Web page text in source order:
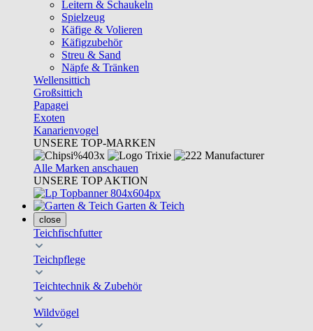
Leitern & Schaukeln
Spielzeug
Käfige & Volieren
Käfigzubehör
Streu & Sand
Näpfe & Tränken
Wellensittich
Großsittich
Papagei
Exoten
Kanarienvogel
UNSERE TOP-MARKEN
Alle Marken anschauen
UNSERE TOP AKTION
Garten & Teich
close
Teichfischfutter
Teichpflege
Teichtechnik & Zubehör
Wildvögel